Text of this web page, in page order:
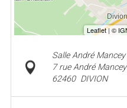
Salle André Mancey
7 rue André Mancey
62460 DIVION